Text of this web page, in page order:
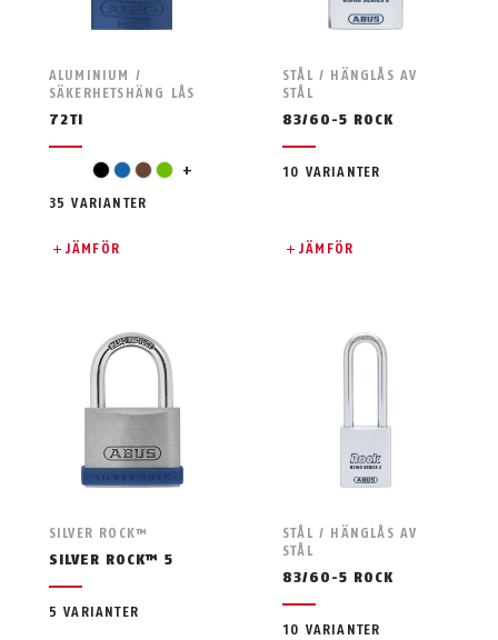
ALUMINIUM /
SÄKERHETSHÄNG LÅS
72TI
svart
blåbrungrön
orange +
35 VARIANTER
JÄMFÖR
STÅL / HÄNGLÅS AV
STÅL
83/60-5 ROCK
10 VARIANTER
JÄMFÖR
SILVER ROCK™
SILVER ROCK™ 5
5 VARIANTER
STÅL / HÄNGLÅS AV
STÅL
83/60-5 ROCK
10 VARIANTER